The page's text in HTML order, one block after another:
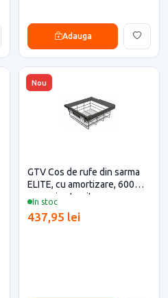
Adauga
Nou
In stoc
GTV Cos de rufe din sarma
ELITE, cu amortizare, 600
mm, gri antracit
437,95 lei